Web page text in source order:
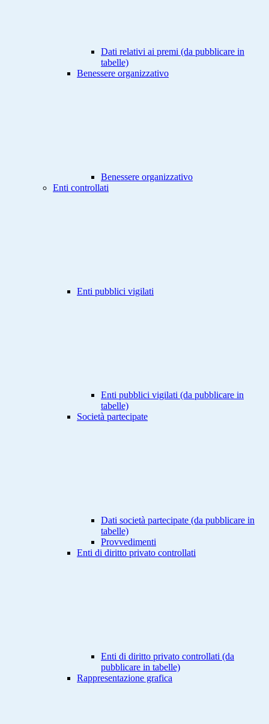
Dati relativi ai premi (da pubblicare in
tabelle)
Benessere organizzativo
Benessere organizzativo
Enti controllati
Enti pubblici vigilati
Enti pubblici vigilati (da pubblicare in
tabelle)
Società partecipate
Dati società partecipate (da pubblicare in
tabelle)
Provvedimenti
Enti di diritto privato controllati
Enti di diritto privato controllati (da
pubblicare in tabelle)
Rappresentazione grafica